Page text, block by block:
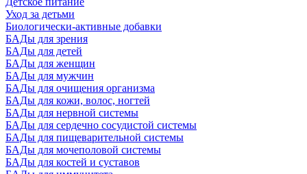
Уход за детьми
Биологически-активные добавки
БАДы для зрения
БАДы для детей
БАДы для женщин
БАДы для мужчин
БАДы для очищения организма
БАДы для кожи, волос, ногтей
БАДы для нервной системы
БАДы для сердечно сосудистой системы
БАДы для пищеварительной системы
БАДы для мочеполовой системы
БАДы для костей и суставов